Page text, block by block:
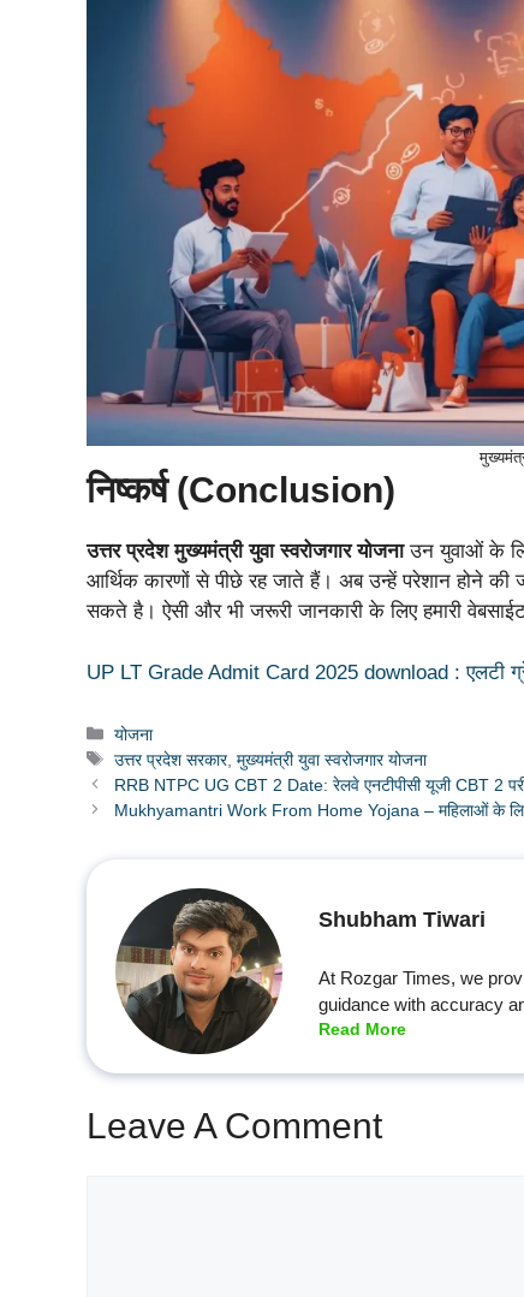
निष्कर्ष (Conclusion)
उत्तर प्रदेश मुख्यमंत्री युवा स्वरोजगार योजनाउन युवाओं के
आर्थिक कारणों से पीछे रह जाते हैं। अब उन्हें परेशान होने
सकते है। ऐसी और भी जरूरी जानकारी के लिए हमारी
UP LT Grade Admit Card 2025 download : एलटी ग्रेड
Categories
योजना
Tags
उत्तर प्रदेश सरकार,मुख्यमंत्री युवा स्वरोजगार योजना
RRB NTPC UG CBT 2 Date: रेलवे एनटीपीसी यूजी CBT 2
Mukhyamantri Work From Home Yojana – महिलाओं के
Shubham Tiwari
At Rozgar Times, we
guidance with accuracy
Read More
Leave A Comment